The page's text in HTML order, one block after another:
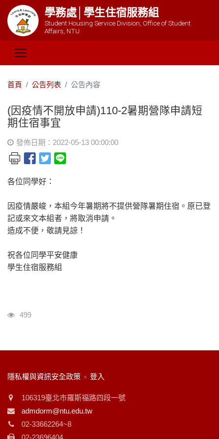
學務處│學生住宿服務組
Student Housing Service Division, Office of Student
Affairs, NTU
首頁 公告列表 公告內容
(因疫情不開放申請)110-2暑期營隊申請短
期住宿事宜
發佈日期：2022-05-13 00:00:00
各位同學好：
因疫情嚴峻，本組今年暑期將不提供營隊暑期住宿。原已登
記或來文本組者，將取消申請。
造成不便，敬請見諒！
祝各位同學平安健康
學生住宿服務組
瀏覽人次
499
:::
隱私權與資訊安全政策 登入
106319臺北市羅斯福路四段一號
admdorm@ntu.edu.tw
02-33662264~8